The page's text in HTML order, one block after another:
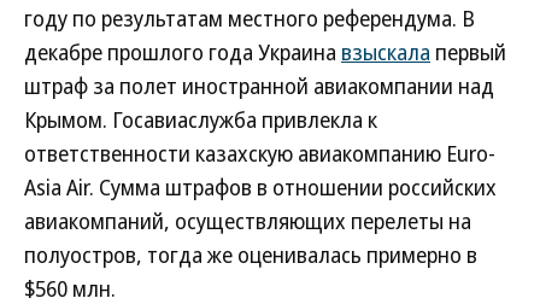
году по результатам местного референдума. В
декабре прошлого года Украина взыскала первый
штраф за полет иностранной авиакомпании над
Крымом. Госавиаслужба привлекла к
ответственности казахскую авиакомпанию Euro-
Asia Air. Сумма штрафов в отношении российских
авиакомпаний, осуществляющих перелеты на
полуостров, тогда же оценивалась примерно в
$560 млн.